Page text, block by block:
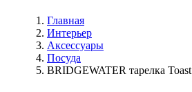
Главная
Интерьер
Аксессуары
Посуда
BRIDGEWATER тарелка